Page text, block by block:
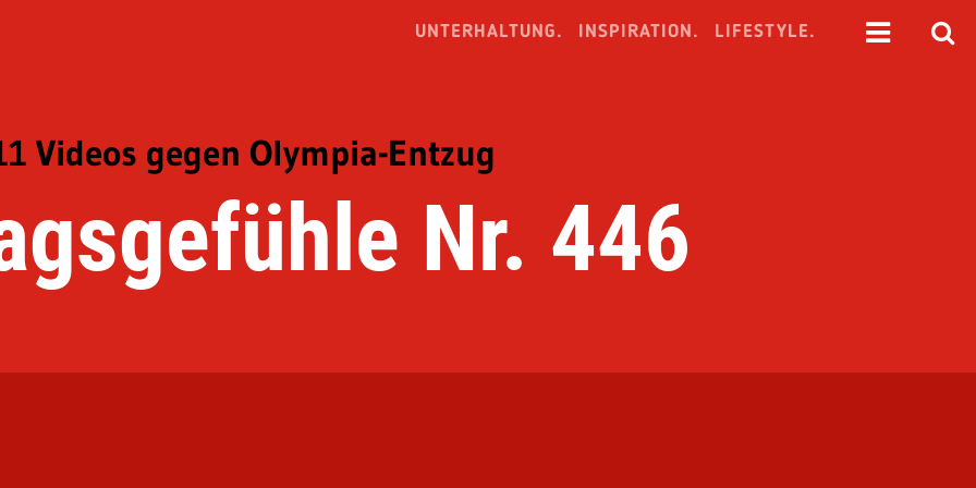
UNTERHALTUNG. INSPIRATION. LIFESTYLE.
Videos gegen Olympia-Entzug
Nr. 446